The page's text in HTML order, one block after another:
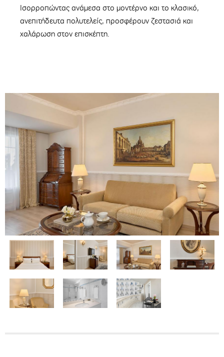
Ισορροπώντας ανάμεσα στο μοντέρνο και το κλασικό,
ανεπιτήδευτα πολυτελείς, προσφέρουν ζεστασιά και
χαλάρωση στον επισκέπτη.